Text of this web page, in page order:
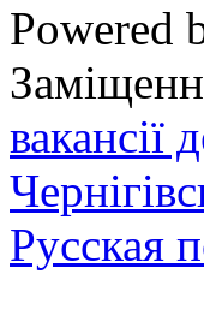
Powered
Русская